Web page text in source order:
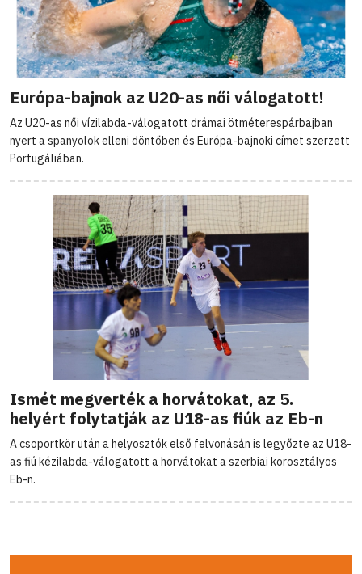
Európa-bajnok az U20-as női válogatott!
Az U20-as női vízilabda-válogatott drámai ötméterespárbajban
nyert a spanyolok elleni döntőben és Európa-bajnoki címet szerzett
Portugáliában.
Ismét megverték a horvátokat, az 5.
helyért folytatják az U18-as fiúk az Eb-n
A csoportkör után a helyosztók első felvonásán is legyőzte az U18-
as fiú kézilabda-válogatott a horvátokat a szerbiai korosztályos
Eb-n.